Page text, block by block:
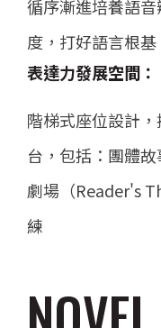
循序漸進培養語
度，打好語言根基
表達力發展空間：
階梯式座位設計
台，包括：團體
劇場（Reader's
練